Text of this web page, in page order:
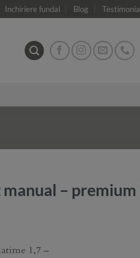
Inchiriere fundal Blog
–
1,7 –